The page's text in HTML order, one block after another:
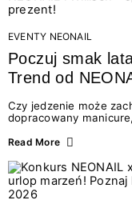
EVENTY NEONAIL
Poczuj smak
Trend od
nowych lodów i
Czy jedzenie może
dopracowany
świata beauty i
zmysłami: przez
orzeźwiający zapach i
NEONAIL łączy siły z
na styku jedzenia i
Read More